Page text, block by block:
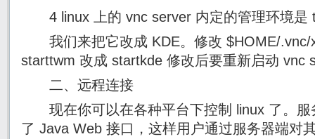
4 linux 上的 vnc server 内定的管理环境是
我们来把它改成 KDE。修改 $HOME/.vnc/
starttwm 改成 startkde 修改后要重新启动 vnc
二、远程连接
现在你可以在各种平台下控制 linux 了。服
了 Java Web 接口，这样用户通过服务器端对